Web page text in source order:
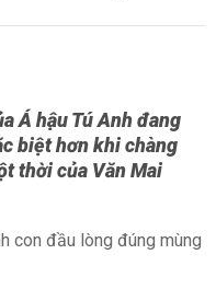
Á hậu Tú Anh đang
biệt hơn khi chàng
thời của Văn Mai
con đầu lòng đúng mùng